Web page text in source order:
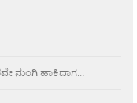
ನುಂಗಿ ಹಾಕಿದಾಗ…